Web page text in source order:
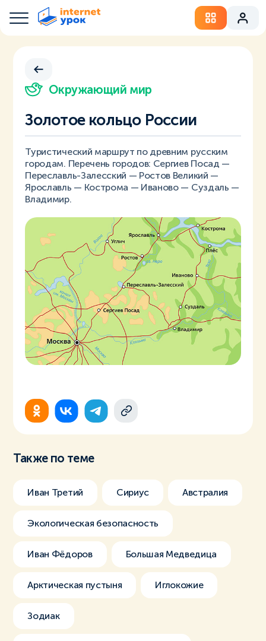
Окружающий мир
Золотое кольцо России
Туристический маршрут по древним русским
городам. Перечень городов: Сергиев Посад —
Переславль-Залесский — Ростов Великий —
Ярославль — Кострома — Иваново — Суздаль —
Владимир.
Также по теме
Иван Третий Сириус Австралия
Экологическая безопасность
Иван Фёдоров Большая Медведица
Арктическая пустыня Иглокожие
Зодиак